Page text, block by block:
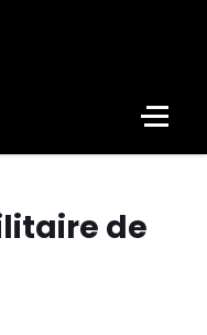
de